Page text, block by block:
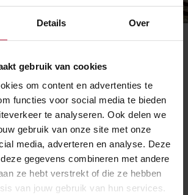
Details Over
gebruik van cookies
om content en advertenties te
functies voor social media te bieden
te analyseren. Ook delen we
gebruik van onze site met onze
media, adverteren en analyse. Deze
gegevens combineren met andere
ze hebt verstrekt of die ze hebben
van jouw gebruik van hun services.
seinstoring?
het voor het
één sein rijden de treinen op
van de verkeersleiding voorbij
bepaalt of het
de trein verder te laten rijden
wordt verholpen.